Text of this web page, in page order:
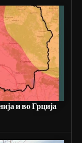
и во Грција